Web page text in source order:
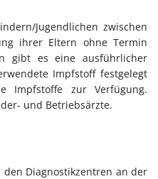
Jugendlichen zwischen
ihrer Eltern ohne Termin
gibt es eine ausführlicher
Impfstoff festgelegt
Impfstoffe zur Verfügung.
und Betriebsärzte.
Diagnostikzentren an der